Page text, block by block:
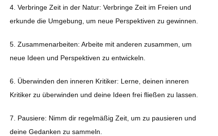
4. Verbringe Zeit in der Natur: Verbringe Zeit im Freien und
erkunde die Umgebung, um neue Perspektiven zu gewinnen.
5. Zusammenarbeiten: Arbeite mit anderen zusammen, um
neue Ideen und Perspektiven zu entwickeln.
6. Überwinden den inneren Kritiker: Lerne, deinen inneren
Kritiker zu überwinden und deine Ideen frei fließen zu lassen.
7. Pausiere: Nimm dir regelmäßig Zeit, um zu pausieren und
deine Gedanken zu sammeln.